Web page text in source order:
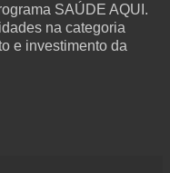
SAÚDE AQUI.
na categoria
e investimento da